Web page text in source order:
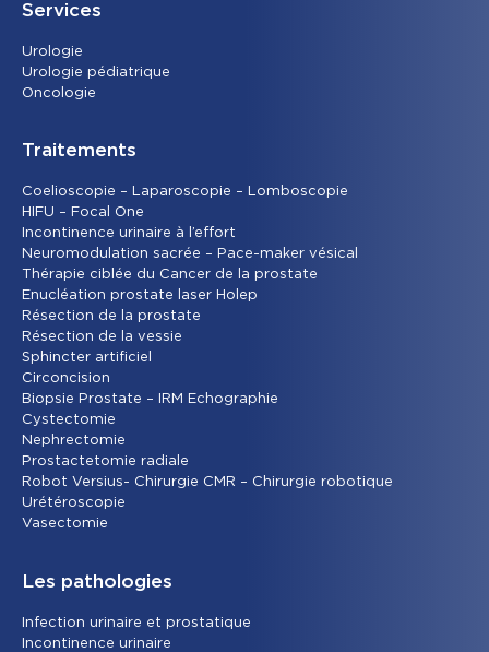
Services
Urologie
Urologie pédiatrique
Oncologie
Traitements
Coelioscopie – Laparoscopie – Lomboscopie
HIFU – Focal One
Incontinence urinaire à l’effort
Neuromodulation sacrée – Pace-maker vésical
Thérapie ciblée du Cancer de la prostate
Enucléation prostate laser Holep
Résection de la prostate
Résection de la vessie
Sphincter artificiel
Circoncision
Biopsie Prostate – IRM Echographie
Cystectomie
Nephrectomie
Prostactetomie radiale
Robot Versius- Chirurgie CMR – Chirurgie robotique
Urétéroscopie
Vasectomie
Les pathologies
Infection urinaire et prostatique
Incontinence urinaire